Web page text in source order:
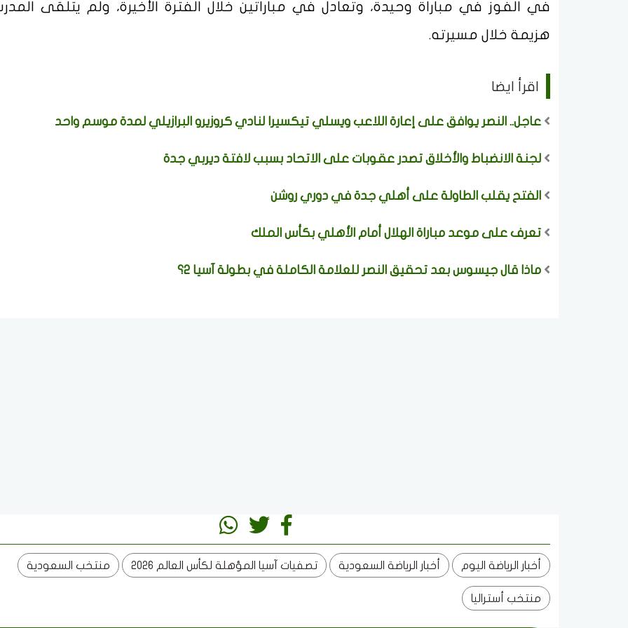
في الفوز في مباراة وحيدة، وتعادل في مباراتين خلال الفترة الأخيرة، ولم يتلقى
هزيمة خلال مسيرته.
اقرأ ايضا
عاجل.. النصر يوافق على إعارة اللاعب ويسلي تيكسيرا لنادي كروزيرو البرازيلي لمدة موسم واحد
لجنة الانضباط والأخلاق تصدر عقوبات على الاتحاد بسبب لافتة ديربي جدة
الفتح يقلب الطاولة على أهلي جدة في دوري روشن
تعرف على موعد مباراة الهلال أمام الأهلي بكأس الملك
ماذا قال جيسوس بعد تحقيق النصر للعلامة الكاملة في بطولة آسيا 2؟
أخبار الرياضة اليوم أخبار الرياضة السعودية تصفيات آسيا المؤهلة لكأس العالم 2026 منتخب السعودية
منتخب أستراليا